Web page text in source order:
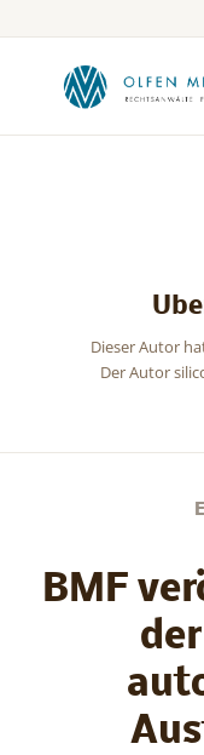
Dieser Autor
Der Autor
BMF